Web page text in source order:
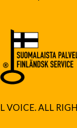
VOICE. ALL